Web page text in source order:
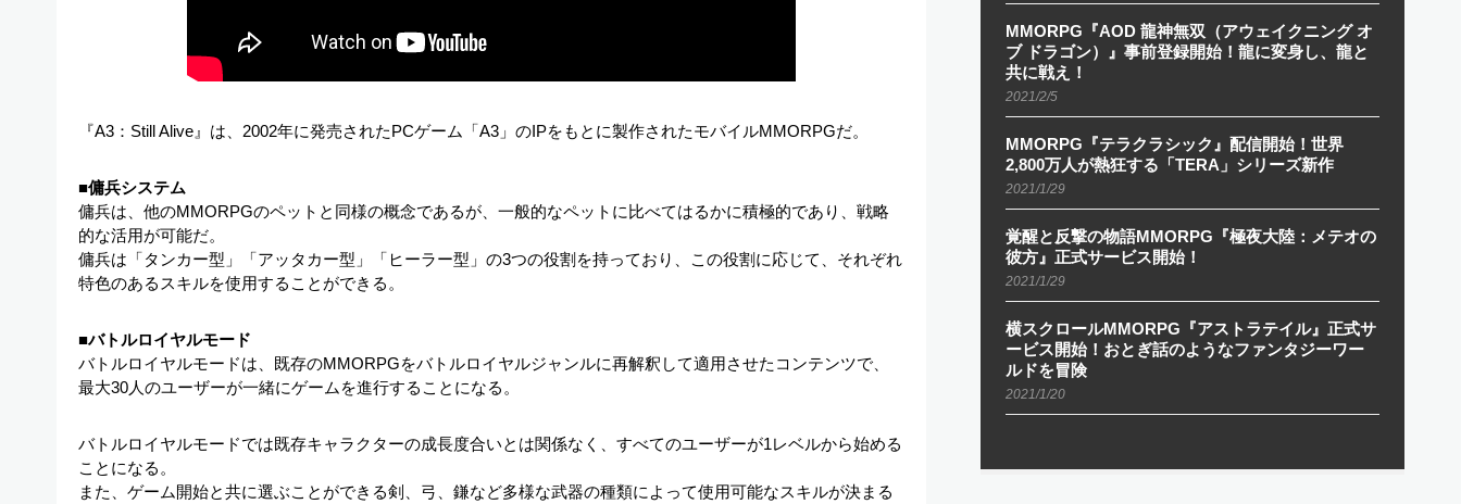
『A3：Still Alive』は、2002年に発売されたPCゲーム「A3」のIPをもとに製作されたモバイルMMORPGだ。
■傭兵システム
傭兵は、他のMMORPGのペットと同様の概念であるが、一般的なペットに比べてはるかに積極的であり、戦略
的な活用が可能だ。
傭兵は「タンカー型」「アッタカー型」「ヒーラー型」の3つの役割を持っており、この役割に応じて、それぞれ
特色のあるスキルを使用することができる。
■バトルロイヤルモード
バトルロイヤルモードは、既存のMMORPGをバトルロイヤルジャンルに再解釈して適用させたコンテンツで、
最大30人のユーザーが一緒にゲームを進行することになる。
バトルロイヤルモードでは既存キャラクターの成長度合いとは関係なく、すべてのユーザーが1レベルから始める
ことになる。
また、ゲーム開始と共に選ぶことができる剣、弓、鎌など多様な武器の種類によって使用可能なスキルが決まる
MMORPG『AOD 龍神無双（アウェイクニング オ
ブ ドラゴン）』事前登録開始！龍に変身し、龍と
共に戦え！
2021/2/5
MMORPG『テラクラシック』配信開始！世界
2,800万人が熱狂する「TERA」シリーズ新作
2021/1/29
覚醒と反撃の物語MMORPG『極夜大陸：メテオの
彼方』正式サービス開始！
2021/1/29
横スクロールMMORPG『アストラテイル』正式サ
ービス開始！おとぎ話のようなファンタジーワー
ルドを冒険
2021/1/20